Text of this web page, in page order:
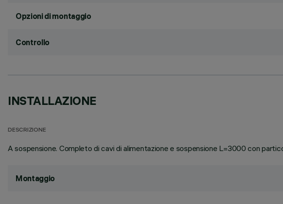
Opzioni di montaggio
Controllo
INSTALLAZIONE
DESCRIZIONE
A sospensione. Completo di cavi di alimentazione e sospensione L=3000 con
Montaggio